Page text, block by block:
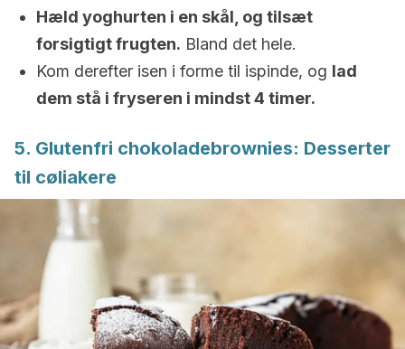
Hæld yoghurten i en skål, og tilsæt
forsigtigt frugten. Bland det hele.
Kom derefter isen i forme til ispinde, og lad
dem stå i fryseren i mindst 4 timer.
5. Glutenfri chokoladebrownies: Desserter
til cøliakere